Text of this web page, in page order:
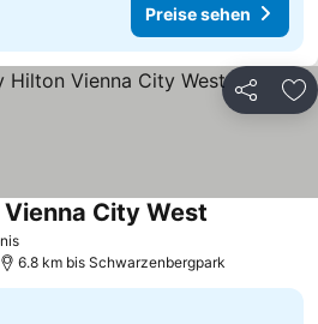
Preise sehen
Teilen
City West
6.8 km bis Schwarzenbergpark